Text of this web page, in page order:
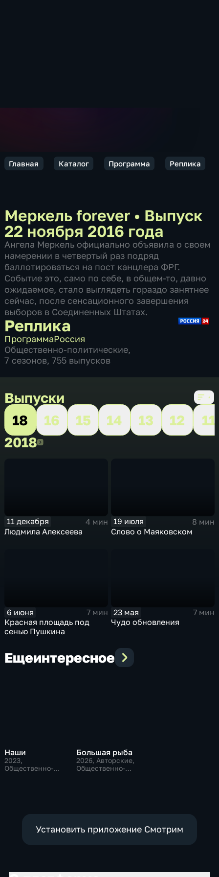
Главная Каталог Программа Реплика
Меркель forever • Выпуск
22 ноября 2016 года
Ангела Меркель официально объявила о своем
намерении в четвертый раз подряд
баллотироваться на пост канцлера ФРГ.
Событие это, само по себе, в общем-то, давно
ожидаемое, стало выглядеть гораздо занятнее
сейчас, после сенсационного завершения
выборов в Соединенных Штатах.
Реплика
ПрограммаРоссия
Общественно-политические,
7 сезонов, 755 выпусков
Выпуски
18
16 15 14 13 12
11
20182018
11 декабря
4 мин
Людмила Алексеева
19 июля
8 мин
Слово о Маяковском
6 июня
7 мин
Красная площадь под
сенью Пушкина
23 мая
7 мин
Чудо обновления
Ещеинтересное
Наши
2023,
Общественно-
Большая рыба
2026, Авторские,
Общественно-
Установить приложение Смотрим